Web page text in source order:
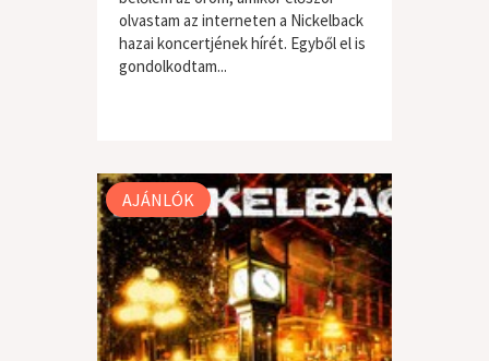
olvastam az interneten a Nickelback
hazai koncertjének hírét. Egyből el is
gondolkodtam...
AJÁNLÓK